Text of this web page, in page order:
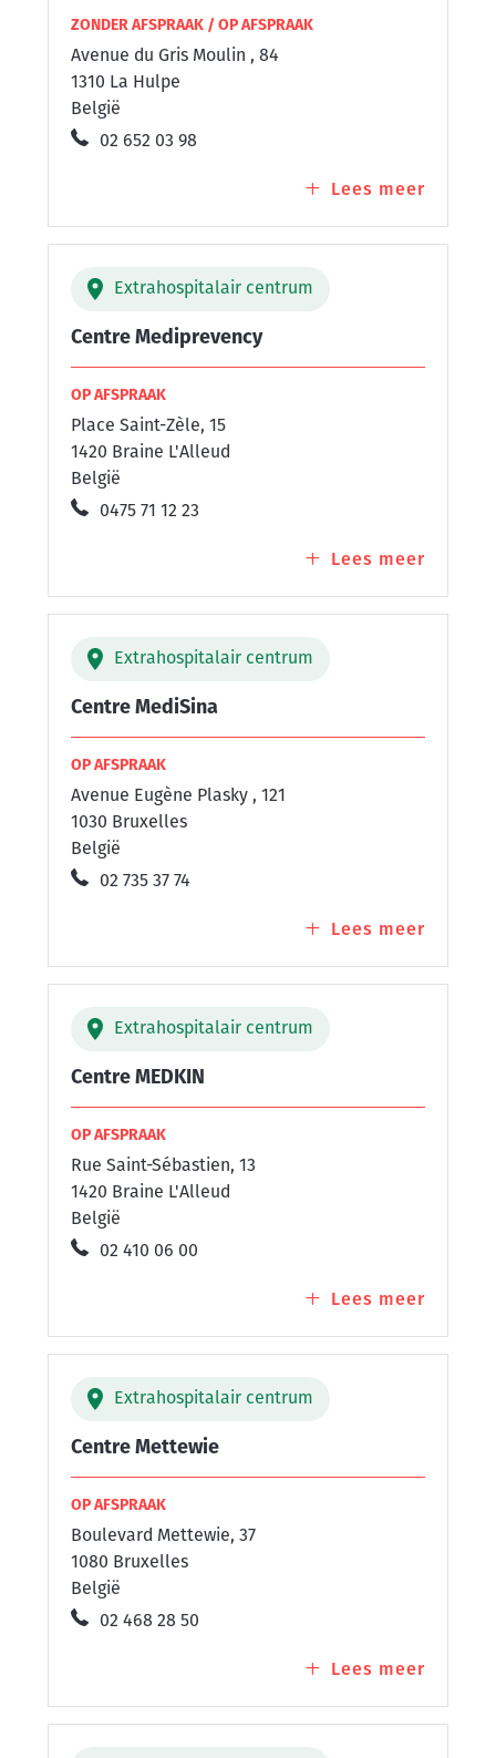
ZONDER AFSPRAAK / OP AFSPRAAK
Avenue du Gris Moulin , 84
1310 La Hulpe
België
02 652 03 98
Lees meer
Médical
Extrahospitalair centrum
Centre Mediprevency
OP AFSPRAAK
Place Saint-Zèle, 15
1420 Braine L'Alleud
België
0475 71 12 23
Lees meer
Extrahospitalair centrum
Centre MediSina
OP AFSPRAAK
Avenue Eugène Plasky , 121
1030 Bruxelles
België
02 735 37 74
Lees meer
Extrahospitalair centrum
Centre MEDKIN
OP AFSPRAAK
Rue Saint-Sébastien, 13
1420 Braine L'Alleud
België
02 410 06 00
Lees meer
MEDKIN
Extrahospitalair centrum
Centre Mettewie
OP AFSPRAAK
Boulevard Mettewie, 37
1080 Bruxelles
België
02 468 28 50
Lees meer